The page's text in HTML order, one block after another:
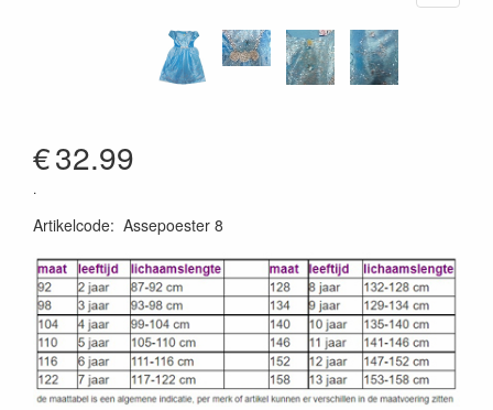
€32.99
.
Artikelcode: Assepoester 8